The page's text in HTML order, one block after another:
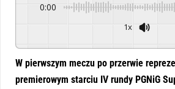
0:00
1x
W pierwszym meczu po przerwie
premierowym starciu IV rundy PGNiG